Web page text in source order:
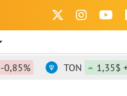
TON 1,35$